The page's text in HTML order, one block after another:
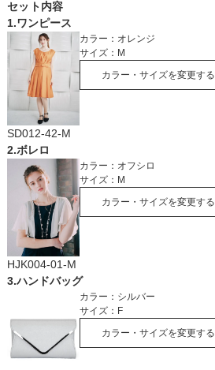
セット内容
1.ワンピース
カラー： オレンジ
サイズ： M
カラー・サイズを変更する
SD012-42-M
2.ボレロ
カラー： オフシロ
サイズ： M
カラー・サイズを変更する
HJK004-01-M
3.ハンドバッグ
カラー： シルバー
サイズ： F
カラー・サイズを変更する